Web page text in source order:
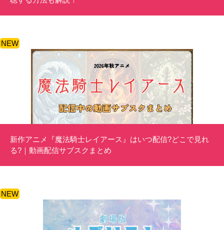
NEW
新作アニメ『魔法騎士レイアース』はいつ配信?どこで見れ
る?｜動画配信サブスクまとめ
NEW